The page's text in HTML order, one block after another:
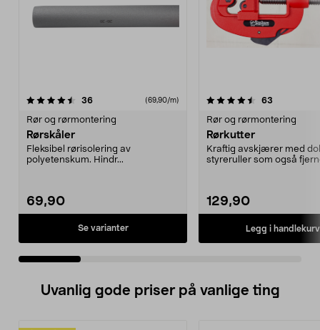
36anmeldelser (69,90/m)
Rør og rørmontering
Rørskåler
Fleksibel rørisolering av
polyetenskum. Hindr...
69,90
Se varianter
4.5 av 5 stjerner 63
Rør og rørmontering
Rørkutter
Kraftig avskjærer med
styreruller som også
129,90
Legg i handlekurv
4.0 av 5 stjerner
Uvanlig gode priser på vanlige ting